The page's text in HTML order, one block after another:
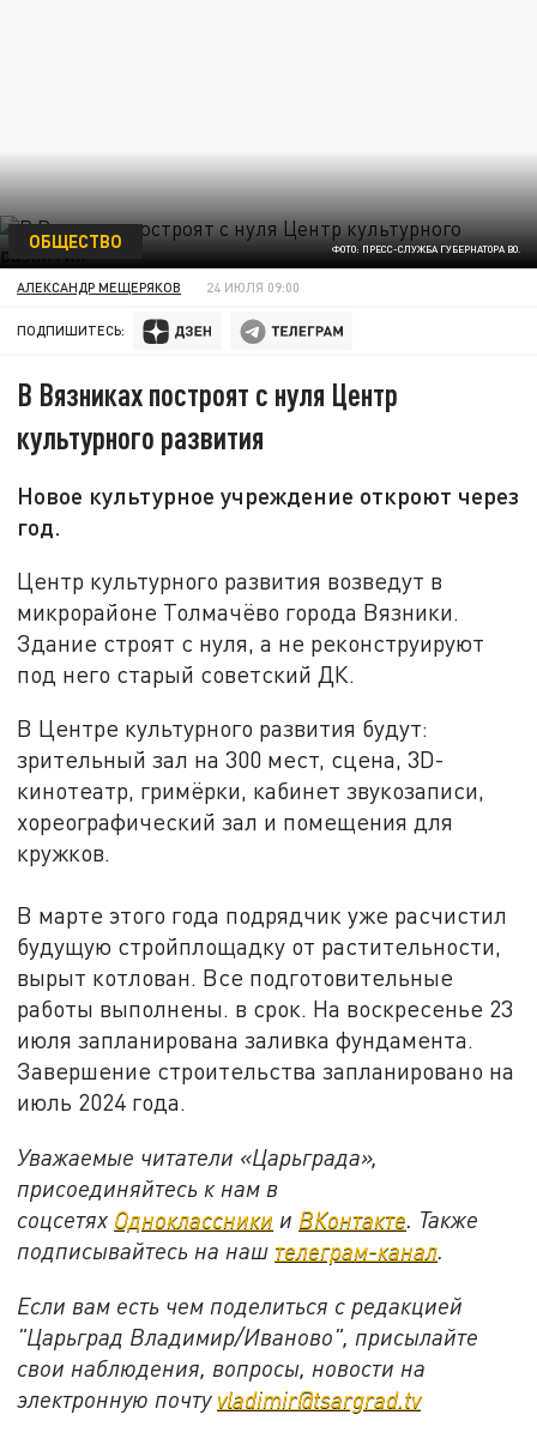
ФОТО: ПРЕСС-СЛУЖБА ГУБЕРНАТОРА ВО.
ОБЩЕСТВО
АЛЕКСАНДР МЕЩЕРЯКОВ 24 ИЮЛЯ 09:00
ПОДПИШИТЕСЬ:
В Вязниках построят с нуля Центр
культурного развития
Новое культурное учреждение откроют через
год.
Центр культурного развития возведут в
микрорайоне Толмачёво города Вязники.
Здание строят с нуля, а не реконструируют
под него старый советский ДК.
В Центре культурного развития будут:
зрительный зал на 300 мест, сцена, 3D-
кинотеатр, гримёрки, кабинет звукозаписи,
хореографический зал и помещения для
кружков.
В марте этого года подрядчик уже расчистил
будущую стройплощадку от растительности,
вырыт котлован. Все подготовительные
работы выполнены. в срок. На воскресенье 23
июля запланирована заливка фундамента.
Завершение строительства запланировано на
июль 2024 года.
Уважаемые читатели «Царьграда»,
присоединяйтесь к нам в
соцсетях Одноклассники и ВКонтакте. Также
подписывайтесь на наш телеграм-канал.
Если вам есть чем поделиться с редакцией
"Царьград Владимир/Иваново", присылайте
свои наблюдения, вопросы, новости на
электронную почту vladimir@tsargrad.tv